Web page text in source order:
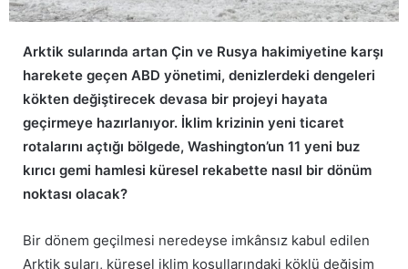
Arktik sularında artan Çin ve Rusya hakimiyetine karşı
harekete geçen ABD yönetimi, denizlerdeki dengeleri
kökten değiştirecek devasa bir projeyi hayata
geçirmeye hazırlanıyor. İklim krizinin yeni ticaret
rotalarını açtığı bölgede, Washington’un 11 yeni buz
kırıcı gemi hamlesi küresel rekabette nasıl bir dönüm
noktası olacak?
Bir dönem geçilmesi neredeyse imkânsız kabul edilen
Arktik suları, küresel iklim koşullarındaki köklü değişim